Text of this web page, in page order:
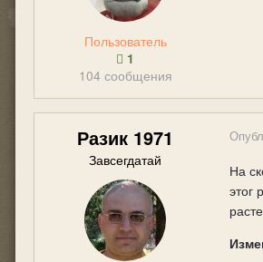
Пользователь
1
104 сообщения
Разик 1971
Завсегдатай
На
этог